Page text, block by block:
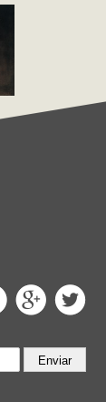
Enviar